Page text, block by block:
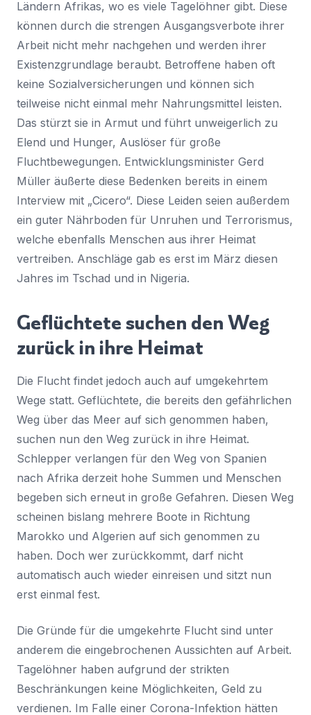
Ländern Afrikas, wo es viele Tagelöhner gibt. Diese
können durch die strengen Ausgangsverbote ihrer
Arbeit nicht mehr nachgehen und werden ihrer
Existenzgrundlage beraubt. Betroffene haben oft
keine Sozialversicherungen und können sich
teilweise nicht einmal mehr Nahrungsmittel leisten.
Das stürzt sie in Armut und führt unweigerlich zu
Elend und Hunger, Auslöser für große
Fluchtbewegungen. Entwicklungsminister Gerd
Müller äußerte diese Bedenken bereits in einem
Interview mit „Cicero“. Diese Leiden seien außerdem
ein guter Nährboden für Unruhen und Terrorismus,
welche ebenfalls Menschen aus ihrer Heimat
vertreiben. Anschläge gab es erst im März diesen
Jahres im Tschad und in Nigeria.
Geflüchtete suchen den Weg
zurück in ihre Heimat
Die Flucht findet jedoch auch auf umgekehrtem
Wege statt. Geflüchtete, die bereits den gefährlichen
Weg über das Meer auf sich genommen haben,
suchen nun den Weg zurück in ihre Heimat.
Schlepper verlangen für den Weg von Spanien
nach Afrika derzeit hohe Summen und Menschen
begeben sich erneut in große Gefahren. Diesen Weg
scheinen bislang mehrere Boote in Richtung
Marokko und Algerien auf sich genommen zu
haben. Doch wer zurückkommt, darf nicht
automatisch auch wieder einreisen und sitzt nun
erst einmal fest.
Die Gründe für die umgekehrte Flucht sind unter
anderem die eingebrochenen Aussichten auf Arbeit.
Tagelöhner haben aufgrund der strikten
Beschränkungen keine Möglichkeiten, Geld zu
verdienen. Im Falle einer Corona-Infektion hätten